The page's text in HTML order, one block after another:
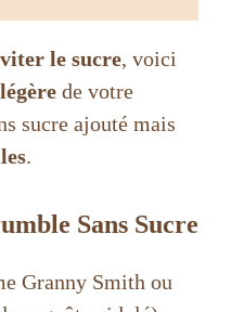
le sucre, voici
de votre
sucre ajouté mais
.
Sans Sucre
Granny Smith ou